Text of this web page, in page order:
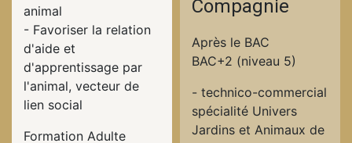
animal
- Favoriser la relation
d'aide et
d'apprentissage par
l'animal, vecteur de
lien social
Formation Adulte
Compagnie
Après le BAC
BAC+2 (niveau 5)
- technico-commercial
spécialité Univers
Jardins et Animaux de